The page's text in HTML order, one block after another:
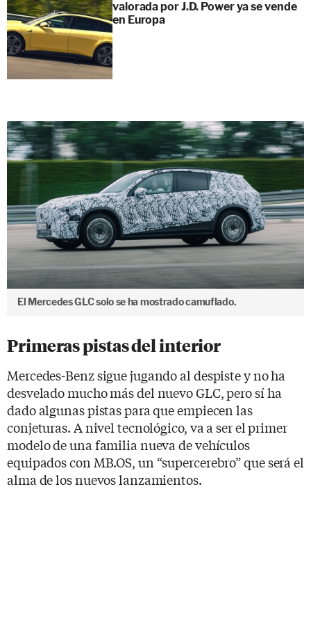
valorada por J.D. Power ya se vende
en Europa
El Mercedes GLC solo se ha mostrado camuflado.
Primeras pistas del interior
Mercedes-Benz sigue jugando al despiste y no ha
desvelado mucho más del nuevo GLC, pero sí ha
dado algunas pistas para que empiecen las
conjeturas. A nivel tecnológico, va a ser el primer
modelo de una familia nueva de vehículos
equipados con MB.OS, un “supercerebro” que será el
alma de los nuevos lanzamientos.